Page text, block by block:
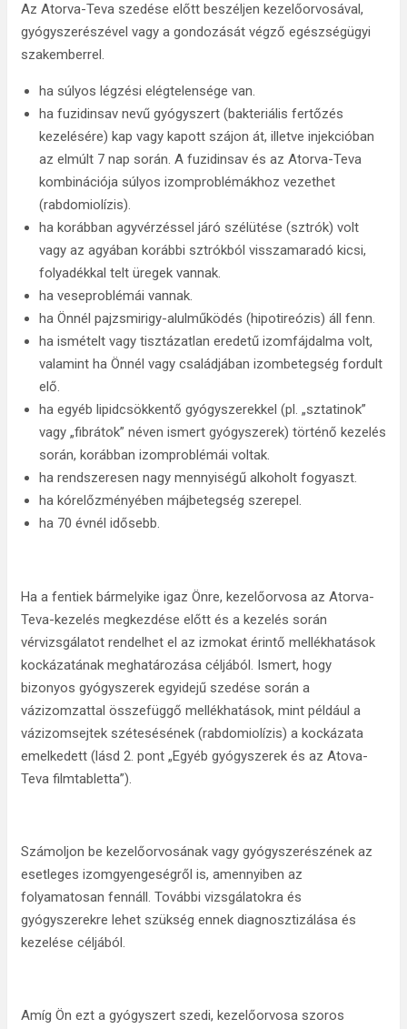
Az Atorva-Teva szedése előtt beszéljen kezelőorvosával,
gyógyszerészével vagy a gondozását végző egészségügyi
szakemberrel.
ha súlyos légzési elégtelensége van.
ha fuzidinsav nevű gyógyszert (bakteriális fertőzés
kezelésére) kap vagy kapott szájon át, illetve injekcióban
az elmúlt 7 nap során. A fuzidinsav és az Atorva-Teva
kombinációja súlyos izomproblémákhoz vezethet
(rabdomiolízis).
ha korábban agyvérzéssel járó szélütése (sztrók) volt
vagy az agyában korábbi sztrókból visszamaradó kicsi,
folyadékkal telt üregek vannak.
ha veseproblémái vannak.
ha Önnél pajzsmirigy-alulműködés (hipotireózis) áll fenn.
ha ismételt vagy tisztázatlan eredetű izomfájdalma volt,
valamint ha Önnél vagy családjában izombetegség fordult
elő.
ha egyéb lipidcsökkentő gyógyszerekkel (pl. „sztatinok”
vagy „fibrátok” néven ismert gyógyszerek) történő kezelés
során, korábban izomproblémái voltak.
ha rendszeresen nagy mennyiségű alkoholt fogyaszt.
ha kórelőzményében májbetegség szerepel.
ha 70 évnél idősebb.
Ha a fentiek bármelyike igaz Önre, kezelőorvosa az Atorva-
Teva-kezelés megkezdése előtt és a kezelés során
vérvizsgálatot rendelhet el az izmokat érintő mellékhatások
kockázatának meghatározása céljából. Ismert, hogy
bizonyos gyógyszerek egyidejű szedése során a
vázizomzattal összefüggő mellékhatások, mint például a
vázizomsejtek szétesésének (rabdomiolízis) a kockázata
emelkedett (lásd 2. pont „Egyéb gyógyszerek és az Atova-
Teva filmtabletta”).
Számoljon be kezelőorvosának vagy gyógyszerészének az
esetleges izomgyengeségről is, amennyiben az
folyamatosan fennáll. További vizsgálatokra és
gyógyszerekre lehet szükség ennek diagnosztizálása és
kezelése céljából.
Amíg Ön ezt a gyógyszert szedi, kezelőorvosa szoros